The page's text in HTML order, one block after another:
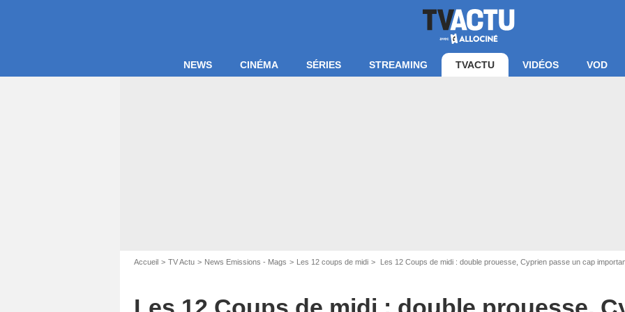
NEWS CINÉMA SÉRIES STREAMING TVACTU VIDÉOS VOD
Accueil TV Actu News Emissions - Mags Les 12 coups de midi Les 12 Coups de midi : double prouesse, Cyprien passe un cap